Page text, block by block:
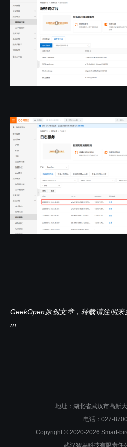
GeekOpen原创文章，转载请注明
m
地址：湖北省武汉市高新
电话：027-
Copyright © 2020-2026 Smart-
武汉智鸟科技有限责任